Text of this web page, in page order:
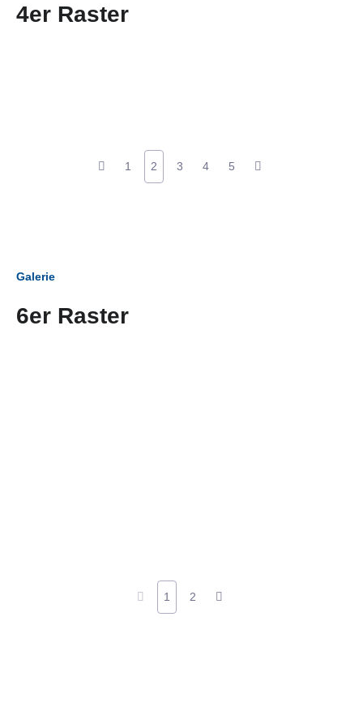
4er Raster
1 2 3 4 5
Galerie
6er Raster
1 2